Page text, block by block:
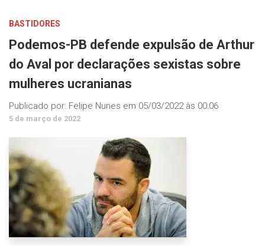
BASTIDORES
Podemos-PB defende expulsão de Arthur
do Aval por declarações sexistas sobre
mulheres ucranianas
Publicado por: Felipe Nunes em 05/03/2022 às 00:06
5 de março de 2022